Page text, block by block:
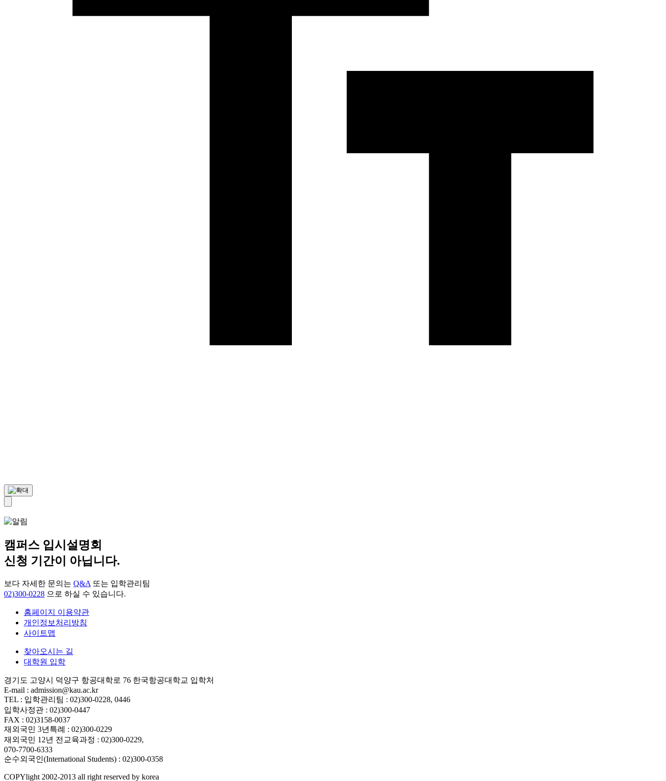
캠퍼스 입시설명회
신청 기간이 아닙니다.
보다 자세한 문의는 Q&A 또는 입학관리팀
02)300-0228 으로 하실 수 있습니다.
홈페이지 이용약관
개인정보처리방침
사이트맵
찾아오시는 길
대학원 입학
경기도 고양시 덕양구 항공대학로 76 한국항공대학교 입학처
E-mail : admission@kau.ac.kr
TEL : 입학관리팀 : 02)300-0228, 0446
입학사정관 : 02)300-0447
FAX : 02)3158-0037
재외국민 3년특례 : 02)300-0229
재외국민 12년 전교육과정 : 02)300-0229,
070-7700-6333
순수외국인(International Students) : 02)300-0358
COPYlight 2002-2013 all right reserved by korea